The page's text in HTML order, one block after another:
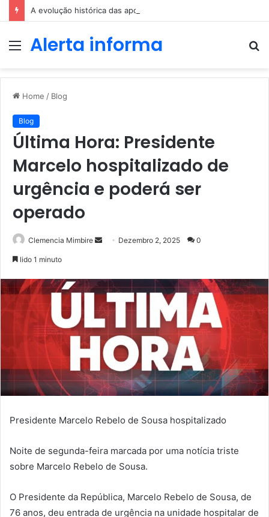
A evolução histórica das apostas ao longo dos séculos
MenuAlerta informa
Home / Blog
Blog
Última Hora: Presidente
Marcelo hospitalizado de
urgência e poderá ser
operado
Clemencia Mimbire
Send Dezembro 2, 2025 0
lido 1 minuto
Presidente Marcelo Rebelo de Sousa hospitalizado
Noite de segunda-feira marcada por uma notícia triste
sobre Marcelo Rebelo de Sousa.
O Presidente da República, Marcelo Rebelo de Sousa, de
76 anos, deu entrada de urgência na unidade hospitalar de